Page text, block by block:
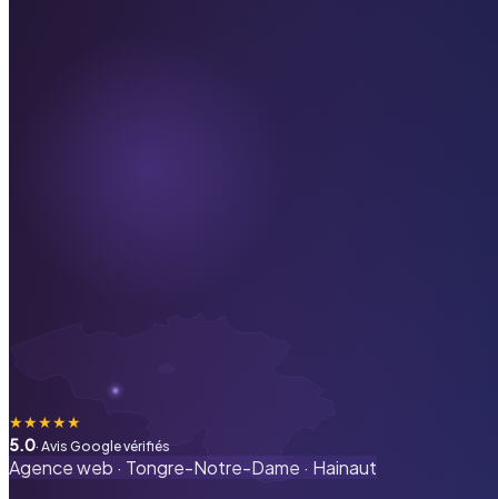
★★★★★
5.0· Avis Google vérifiés
Agence web · Tongre-Notre-Dame · Hainaut